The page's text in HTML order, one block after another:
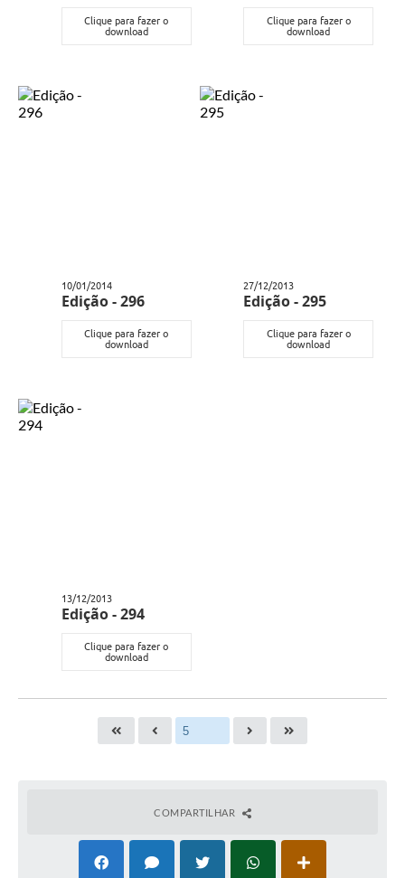
Clique para fazer o
download
Clique para fazer o
download
10/01/2014
Edição - 296
Clique para fazer o
download
27/12/2013
Edição - 295
Clique para fazer o
download
13/12/2013
Edição - 294
Clique para fazer o
download
COMPARTILHAR